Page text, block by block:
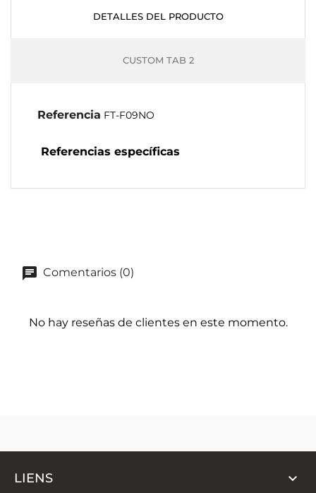
DETALLES DEL PRODUCTO
CUSTOM TAB 2
Referencia FT-F09NO
Referencias específicas
Comentarios (0)
No hay reseñas de clientes en este momento.
LIENS 